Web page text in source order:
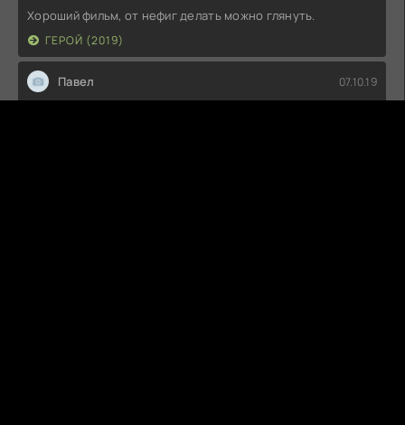
Хороший фильм, от нефиг делать можно глянуть.
ГЕРОЙ (2019)
Павел 07.10.19